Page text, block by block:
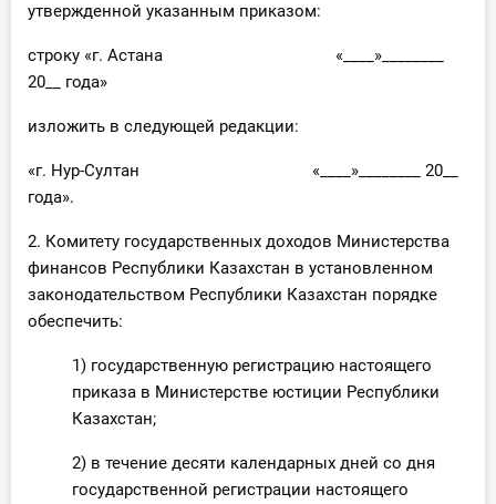
Интернет-магазин
О Системе
Обучение
Тарифы
бухгалтера
утвержденной указанным приказом:
строку «г. Астана «____»________
20__ года»
изложить в следующей редакции:
«г. Нур-Султан «____»________ 20__
года».
2. Комитету государственных доходов Министерства
финансов Республики Казахстан в установленном
законодательством Республики Казахстан порядке
обеспечить:
1) государственную регистрацию настоящего
приказа в Министерстве юстиции Республики
Казахстан;
2) в течение десяти календарных дней со дня
государственной регистрации настоящего